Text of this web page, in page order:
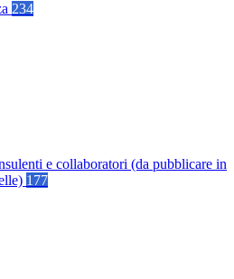
234
e collaboratori (da pubblicare in
177